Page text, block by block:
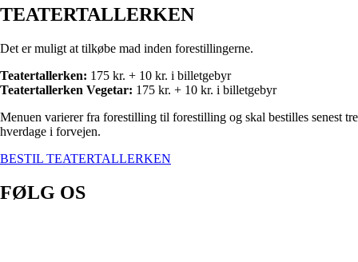
TEATERTALLERKEN
Det er muligt at tilkøbe mad inden forestillingerne.
Teatertallerken: 175 kr. + 10 kr. i billetgebyr
Teatertallerken Vegetar: 175 kr. + 10 kr. i billetgebyr
Menuen varierer fra forestilling til forestilling og skal bestilles senest tre
hverdage i forvejen.
BESTIL TEATERTALLERKEN
FØLG OS